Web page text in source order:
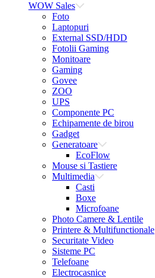
WOW Sales
Foto
Laptopuri
External SSD/HDD
Fotolii Gaming
Monitoare
Gaming
Govee
ZOO
UPS
Componente PC
Echipamente de birou
Gadget
Generatoare
EcoFlow
Mouse si Tastiere
Multimedia
Casti
Boxe
Microfoane
Photo Camere & Lentile
Printere & Multifunctionale
Securitate Video
Sisteme PC
Telefoane
Electrocasnice